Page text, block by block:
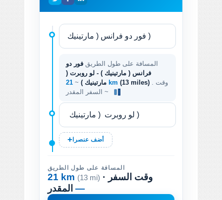
المسافة على طول الطريق فور دو
فرانس ( مارتينيك ) - لو روبرت (
مارتينيك ) ~ 21 km (13 miles)
السفر المقدر ~
أضف عنصرا
المسافة على طول الطريق
21 km (13 mi) · وقت السفر
—